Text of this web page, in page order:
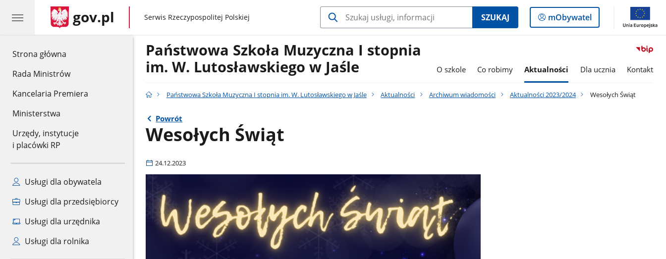
Strona główna
Rada Ministrów
Kancelaria Premiera
Ministerstwa
Urzędy, instytucje
i placówki RP
Usługi dla obywatela
Usługi dla przedsiębiorcy
Usługi dla urzędnika
Usługi dla rolnika
gov.pl gov.pl
Serwis Rzeczypospolitej Polskiej SZUKAJ
Logowanie
do
mObywatel
Państwowa Szkoła Muzyczna I stopnia
im. W. Lutosławskiego w Jaśle
O szkole Co robimy Aktualności Dla ucznia Kontakt
Państwowa Szkoła Muzyczna I stopnia im. W. Lutosławskiego w Jaśle Aktualności Archiwum wiadomości Aktualności 2023/2024 Wesołych Świąt
Powrót
Wesołych Świąt
24.12.2023